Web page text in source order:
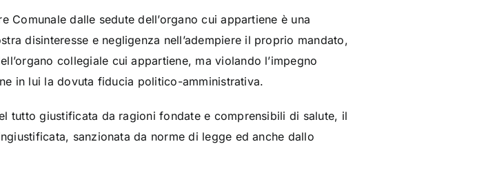
Comunale dalle sedute dell’organo cui appartiene è una
disinteresse e negligenza nell’adempiere il proprio mandato,
collegiale cui appartiene, ma violando l’impegno
in lui la dovuta fiducia politico-amministrativa.
tutto giustificata da ragioni fondate e comprensibili di salute, il
sanzionata da norme di legge ed anche dallo